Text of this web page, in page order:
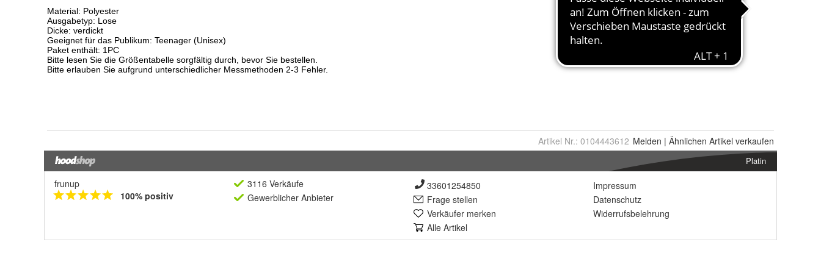
Artikel Nr.: 0104443612 Melden | Ähnlichen Artikel verkaufen
Platin
frunup
100% positiv
3116 Verkäufe
Gewerblicher Anbieter
33601254850
Frage stellen
Verkäufer merken
Alle Artikel
Impressum
Datenschutz
Widerrufsbelehrung